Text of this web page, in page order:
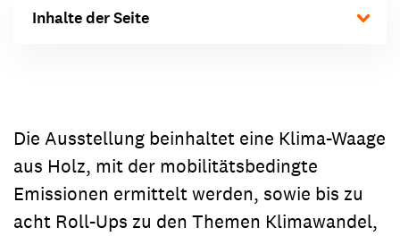
Inhalte der Seite
Die Ausstellung beinhaltet eine Klima-Waage
aus Holz, mit der mobilitätsbedingte
Emissionen ermittelt werden, sowie bis zu
acht Roll-Ups zu den Themen Klimawandel,